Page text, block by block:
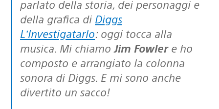
parlato della storia, dei personaggi e
della grafica di Diggs
L’Investigatarlo: oggi tocca alla
musica. Mi chiamo Jim Fowlere ho
composto e arrangiato la colonna
sonora di Diggs. E mi sono anche
divertito un sacco!